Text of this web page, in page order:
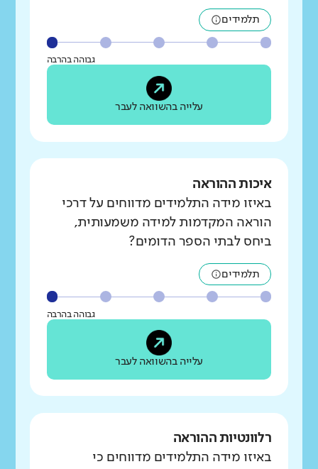
תלמידים
גבוהה בהרבה
עלייה בהשוואה לעבר
איכות ההוראה
באיזו מידה התלמידים מדווחים על דרכי
הוראה המקדמות למידה משמעותית,
ביחס לבתי הספר הדומים?
תלמידים
גבוהה בהרבה
עלייה בהשוואה לעבר
רלוונטיות ההוראה
באיזו מידה התלמידים מדווחים כי